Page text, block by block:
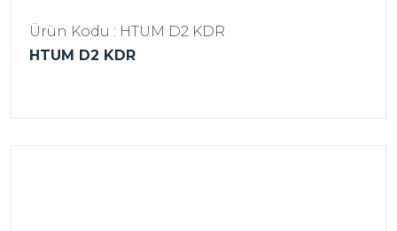
Ürün Kodu : HTUM D2 KDR
HTUM D2 KDR